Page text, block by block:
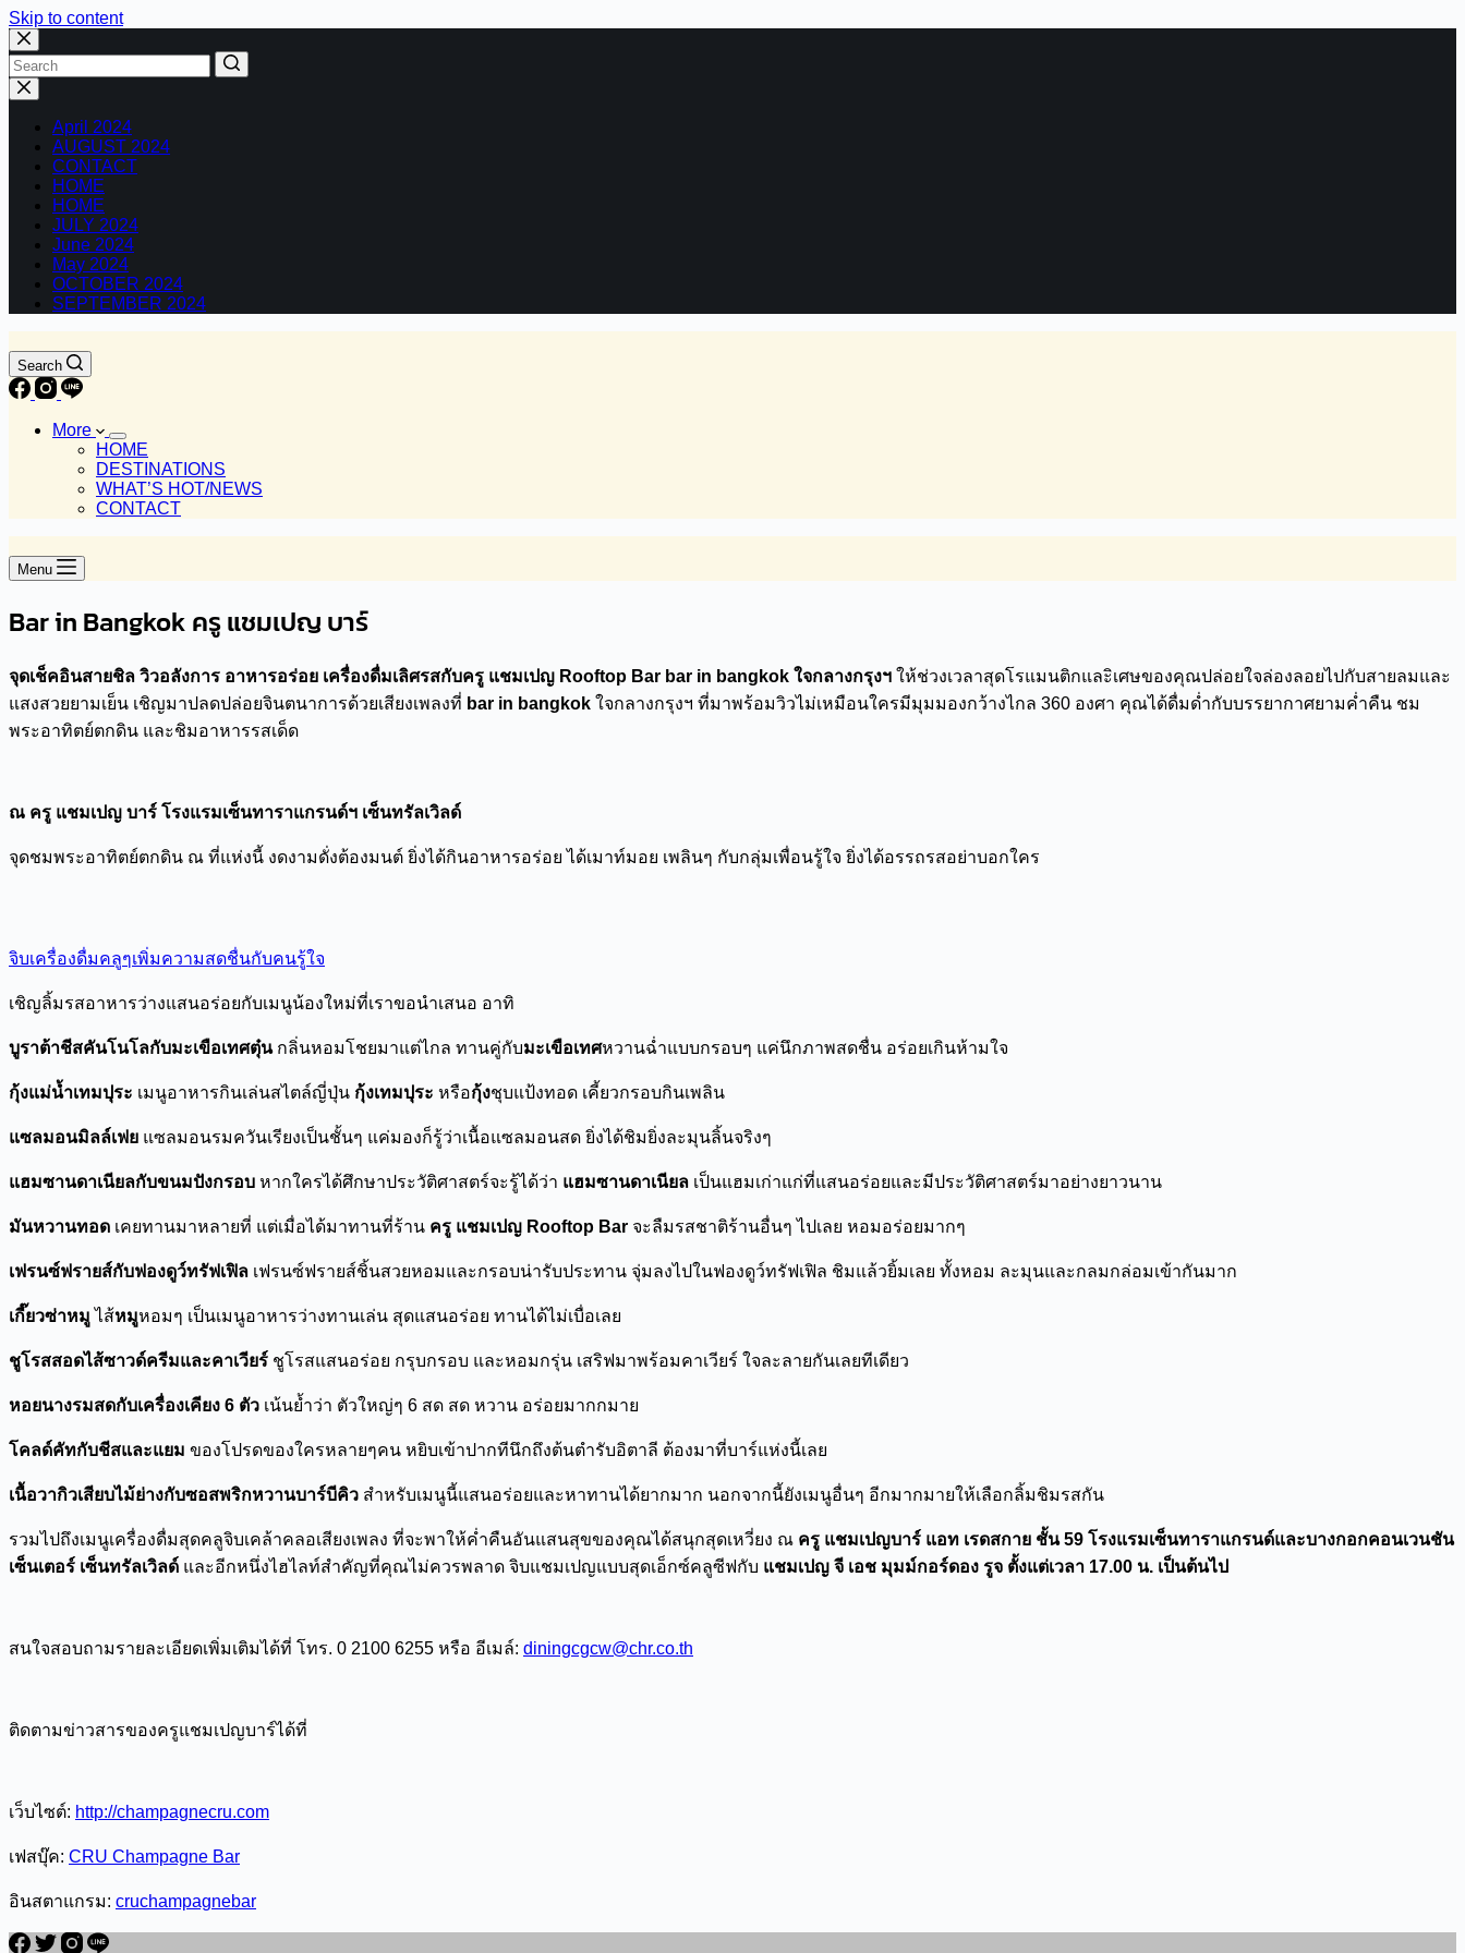
Skip to content
No
results
April 2024
AUGUST 2024
CONTACT
HOME
HOME
JULY 2024
June 2024
May 2024
OCTOBER 2024
SEPTEMBER 2024
Search
More
HOME
DESTINATIONS
WHAT’S HOT/NEWS
CONTACT
Menu
Bar in Bangkok ครู แชมเปญ บาร์
จุดเช็คอินสายชิล วิวอลังการ อาหารอร่อย เครื่องดื่มเลิศรสกับครู แชมเปญ Rooftop Bar bar in bangkok ใจกลางกรุงฯ ให้ช่วงเวลาสุดโรแมนติกและิเศษของคุณปล่อยใจล่องลอยไปกับสายลมและ
แสงสวยยามเย็น เชิญมาปลดปล่อยจินตนาการด้วยเสียงเพลงที่ bar in bangkok ใจกลางกรุงฯ ที่มาพร้อมวิวไม่เหมือนใครมีมุมมองกว้างไกล 360 องศา คุณได้ดื่มด่ำกับบรรยากาศยามค่ำคืน ชม
พระอาทิตย์ตกดิน และชิมอาหารรสเด็ด
ณ ครู แชมเปญ บาร์ โรงแรมเซ็นทาราแกรนด์ฯ เซ็นทรัลเวิลด์
จุดชมพระอาทิตย์ตกดิน ณ ที่แห่งนี้ งดงามดั่งต้องมนต์ ยิ่งได้กินอาหารอร่อย ได้เมาท์มอย เพลินๆ กับกลุ่มเพื่อนรู้ใจ ยิ่งได้อรรถรสอย่าบอกใคร
จิบเครื่องดื่มคลูๆเพิ่มความสดชื่นกับคนรู้ใจ
เชิญลิ้มรสอาหารว่างแสนอร่อยกับเมนูน้องใหม่ที่เราขอนำเสนอ อาทิ
บูราต้าชีสคันโนโลกับมะเขือเทศตุ๋นกลิ่นหอมโชยมาแต่ไกล ทานคู่กับมะเขือเทศหวานฉ่ำแบบกรอบๆ แค่นึกภาพสดชื่น อร่อยเกินห้ามใจ
กุ้งแม่น้ำเทมปุระ เมนูอาหารกินเล่นสไตล์ญี่ปุ่น กุ้งเทมปุระ หรือกุ้งชุบแป้งทอด เคี้ยวกรอบกินเพลิน
แซลมอนมิลล์เฟย แซลมอนรมควันเรียงเป็นชั้นๆ แค่มองก็รู้ว่าเนื้อแซลมอนสด ยิ่งได้ชิมยิ่งละมุนลิ้นจริงๆ
แฮมซานดาเนียลกับขนมปังกรอบ หากใครได้ศึกษาประวัติศาสตร์จะรู้ได้ว่า แฮมซานดาเนียล เป็นแฮมเก่าแก่ที่แสนอร่อยและมีประวัติศาสตร์มาอย่างยาวนาน
มันหวานทอด เคยทานมาหลายที่ แต่เมื่อได้มาทานที่ร้าน ครู แชมเปญ Rooftop Bar จะลืมรสชาติร้านอื่นๆ ไปเลย หอมอร่อยมากๆ
เฟรนซ์ฟรายส์กับฟองดูว์ทรัฟเฟิล เฟรนซ์ฟรายส์ชิ้นสวยหอมและกรอบน่ารับประทาน จุ่มลงไปในฟองดูว์ทรัฟเฟิล ชิมแล้วยิ้มเลย ทั้งหอม ละมุนและกลมกล่อมเข้ากันมาก
เกี๊ยวซ่าหมู ไส้หมูหอมๆ เป็นเมนูอาหารว่างทานเล่น สุดแสนอร่อย ทานได้ไม่เบื่อเลย
ชูโรสสอดไส้ซาวด์ครีมและคาเวียร์ ชูโรสแสนอร่อย กรุบกรอบ และหอมกรุ่น เสริฟมาพร้อมคาเวียร์ ใจละลายกันเลยทีเดียว
หอยนางรมสดกับเครื่องเคียง 6 ตัว เน้นย้ำว่า ตัวใหญ่ๆ 6 สด สด หวาน อร่อยมากกมาย
โคลด์คัทกับชีสและแยม ของโปรดของใครหลายๆคน หยิบเข้าปากทีนึกถึงต้นตำรับอิตาลี ต้องมาที่บาร์แห่งนี้เลย
เนื้อวากิวเสียบไม้ย่างกับซอสพริกหวานบาร์บีคิว สำหรับเมนูนี้แสนอร่อยและหาทานได้ยากมาก นอกจากนี้ยังเมนูอื่นๆ อีกมากมายให้เลือกลิ้มชิมรสกัน
รวมไปถึงเมนูเครื่องดื่มสุดคลูจิบเคล้าคลอเสียงเพลง ที่จะพาให้ค่ำคืนอันแสนสุขของคุณได้สนุกสุดเหวี่ยง ณ ครู แชมเปญบาร์ แอท เรดสกาย ชั้น 59 โรงแรมเซ็นทาราแกรนด์และบางกอกคอนเวนชัน
เซ็นเตอร์ เซ็นทรัลเวิลด์ และอีกหนึ่งไฮไลท์สำคัญที่คุณไม่ควรพลาด จิบแชมเปญแบบสุดเอ็กซ์คลูซีฟกับ แชมเปญ จี เอช มุมม์กอร์ดอง รูจ ตั้งแต่เวลา 17.00 น. เป็นต้นไป
สนใจสอบถามรายละเอียดเพิ่มเติมได้ที่ โทร. 0 2100 6255 หรือ อีเมล์: diningcgcw@chr.co.th
ติดตามข่าวสารของครูแชมเปญบาร์ได้ที่
เว็บไซต์: http://champagnecru.com
เฟสบุ๊ค: CRU Champagne Bar
อินสตาแกรม: cruchampagnebar